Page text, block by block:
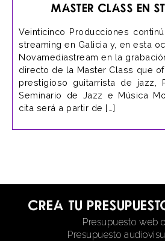
Master Class en
Veinticinco Producciones
streaming en Galicia y, en esta
Novamediastream en la
directo de la Master Class que
prestigioso guitarrista de jazz,
Seminario de Jazz e Música
cita será a partir de […]
Crea tu
Presupuesto web
Presupuesto